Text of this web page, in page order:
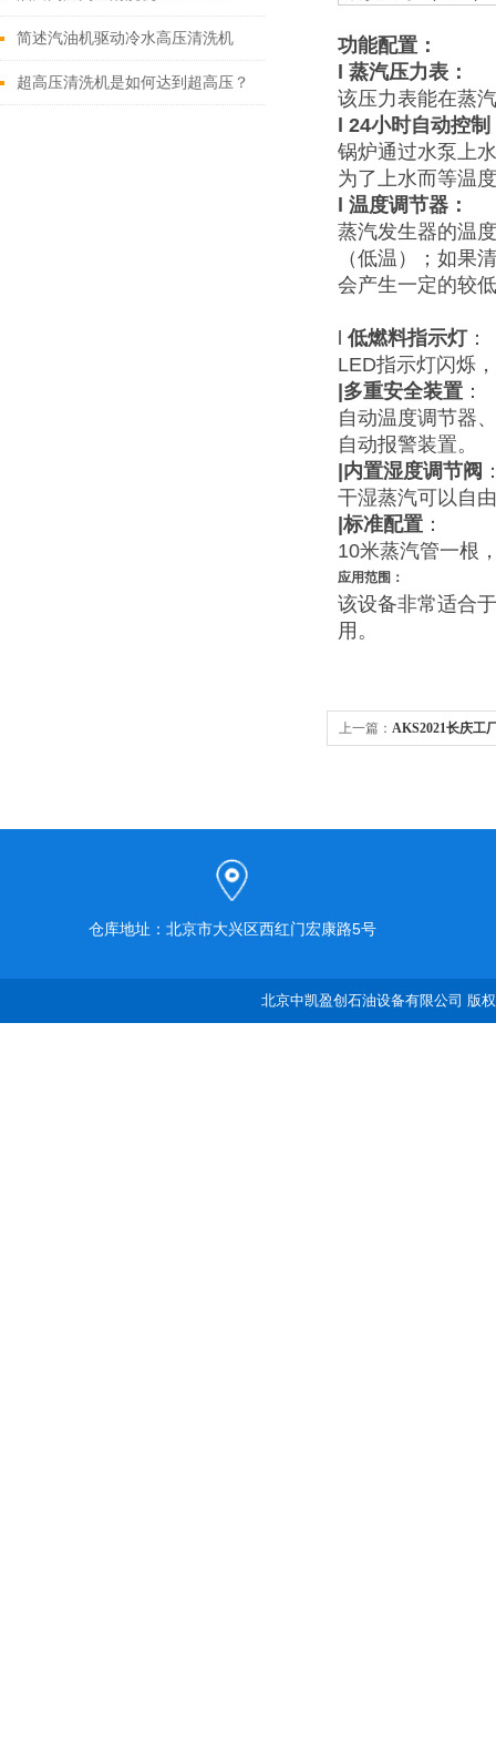
简述汽油机驱动冷水高压清洗机
超高压清洗机是如何达到超高压？
功能配置：
蒸汽压力表 ：
该压力表能在蒸
24小时自动控制
锅炉通过水泵上
为了上水而等温
温度调节器 ：
蒸汽发生器的温
（低温）；如果
会产生一定的较
低燃料指示灯：
LED指示灯闪烁
多重安全装置 ：
自动温度调节器
自动报警装置。
|内置湿度调节阀
干湿蒸汽可以自
标准配置 ：
10米蒸汽管一根
应用范围：
该设备非常适合
用。
上一篇： AKS2021长庆工
仓库地址：北京市大兴区西红门宏康路5号
北京中凯盈创石油设备有限公司 版